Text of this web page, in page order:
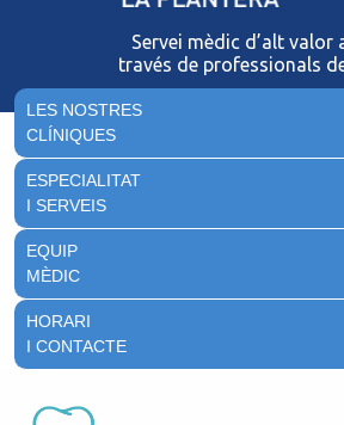
Servei mèdic d’alt valor
través de professionals
LES NOSTRES
CLÍNIQUES
ESPECIALITAT
I SERVEIS
EQUIP
MÈDIC
HORARI
I CONTACTE